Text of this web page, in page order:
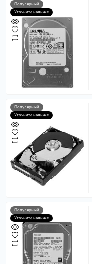
Популярный
Уточните наличие
Популярный
Уточните наличие
Популярный
Уточните наличие